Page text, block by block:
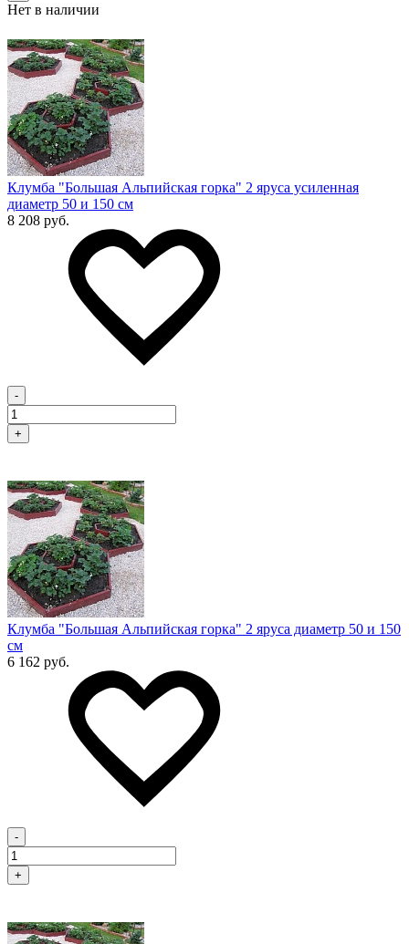
Нет в наличии
Клумба "Большая Альпийская горка" 2 яруса усиленная
диаметр 50 и 150 см
8 208 руб.
-
+
Клумба "Большая Альпийская горка" 2 яруса диаметр 50 и 150
см
6 162 руб.
-
+